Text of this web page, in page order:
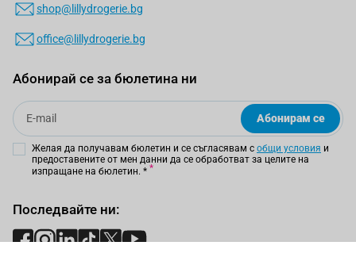
shop@lillydrogerie.bg
office@lillydrogerie.bg
Абонирай се за бюлетина ни
Email
Абонирам се
Желая да получавам бюлетин и се съгласявам с общи условия и
предоставените от мен данни да се обработват за целите на
изпращане на бюлетин. *
Последвайте ни: